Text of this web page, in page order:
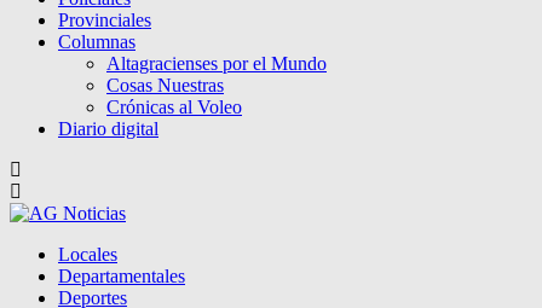
Provinciales
Columnas
Altagracienses por el Mundo
Cosas Nuestras
Crónicas al Voleo
Diario digital
Locales
Departamentales
Deportes